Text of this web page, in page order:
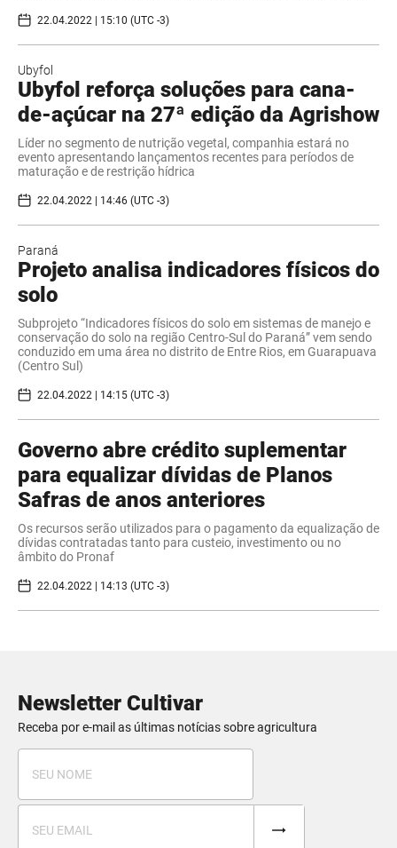
22.04.2022 | 15:10 (UTC -3)
Ubyfol
Ubyfol reforça soluções para cana-
de-açúcar na 27ª edição da Agrishow
Líder no segmento de nutrição vegetal, companhia estará no
evento apresentando lançamentos recentes para períodos de
maturação e de restrição hídrica
22.04.2022 | 14:46 (UTC -3)
Paraná
Projeto analisa indicadores físicos do
solo
Subprojeto “Indicadores físicos do solo em sistemas de manejo e
conservação do solo na região Centro-Sul do Paraná” vem sendo
conduzido em uma área no distrito de Entre Rios, em Guarapuava
(Centro Sul)
22.04.2022 | 14:15 (UTC -3)
Governo abre crédito suplementar
para equalizar dívidas de Planos
Safras de anos anteriores
Os recursos serão utilizados para o pagamento da equalização de
dívidas contratadas tanto para custeio, investimento ou no
âmbito do Pronaf
22.04.2022 | 14:13 (UTC -3)
Newsletter Cultivar
Receba por e-mail as últimas notícias sobre agricultura